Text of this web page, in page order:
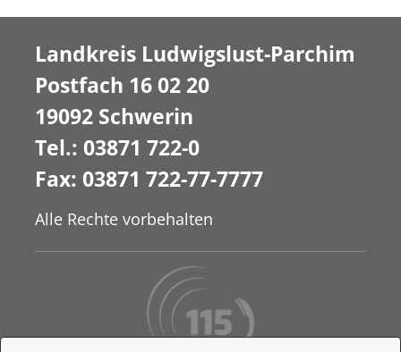
Landkreis Ludwigslust-Parchim
Postfach 16 02 20
19092 Schwerin
Tel.: 03871 722-0
Fax: 03871 722-77-7777
Alle Rechte vorbehalten